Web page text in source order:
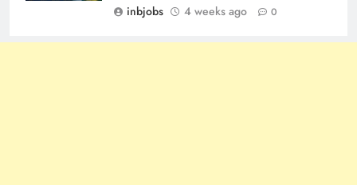
inbjobs
4 weeks ago 0